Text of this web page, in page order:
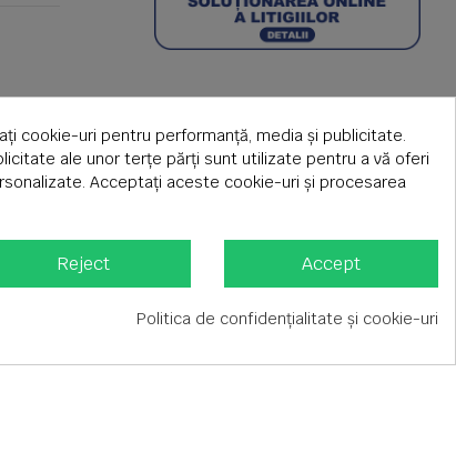
cookie-uri pentru performanță, media și publicitate.
ale unor terțe părți sunt utilizate pentru a vă oferi
Acceptați aceste cookie-uri și procesarea
Reject Accept
Politica de confidențialitate și cookie-uri